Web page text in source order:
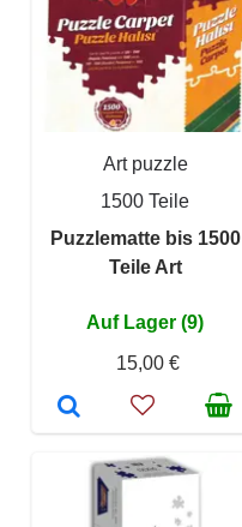
Art puzzle
1500 Teile
Puzzlematte bis 1500
Teile Art
Auf Lager (9)
15,00 €